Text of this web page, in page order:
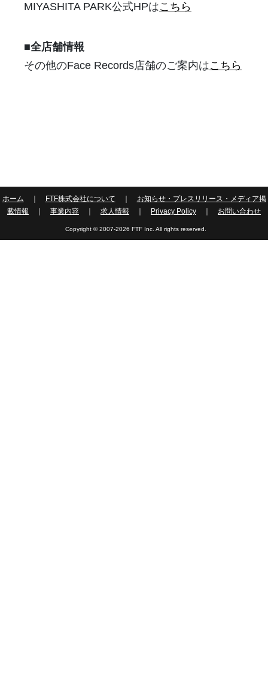
MIYASHITA PARK公式HPはこちら
■全店舗情報
その他のFace Records店舗のご案内はこちら
ホーム FTF株式会社について
お知らせ・プレスリリース・メディア掲
載情報
事業内容 求人情報 Privacy Policy お問い合わせ
Copyright © 2007-2026 FTF Inc. All rights reserved.